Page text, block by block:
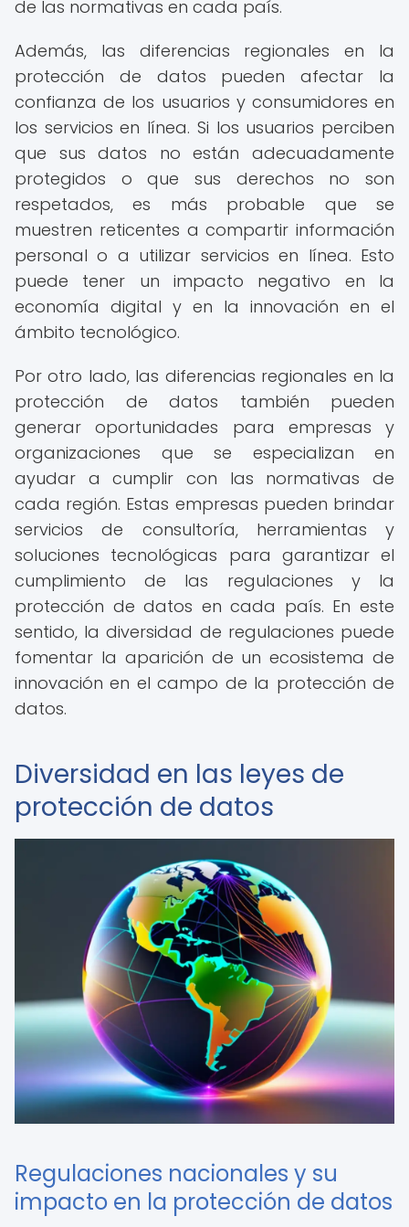
de las normativas en cada país.
Además, las diferencias regionales en la
protección de datos pueden afectar la
confianza de los usuarios y consumidores en
los servicios en línea. Si los usuarios perciben
que sus datos no están adecuadamente
protegidos o que sus derechos no son
respetados, es más probable que se
muestren reticentes a compartir información
personal o a utilizar servicios en línea. Esto
puede tener un impacto negativo en la
economía digital y en la innovación en el
ámbito tecnológico.
Por otro lado, las diferencias regionales en la
protección de datos también pueden
generar oportunidades para empresas y
organizaciones que se especializan en
ayudar a cumplir con las normativas de
cada región. Estas empresas pueden brindar
servicios de consultoría, herramientas y
soluciones tecnológicas para garantizar el
cumplimiento de las regulaciones y la
protección de datos en cada país. En este
sentido, la diversidad de regulaciones puede
fomentar la aparición de un ecosistema de
innovación en el campo de la protección de
datos.
Diversidad en las leyes de
protección de datos
Regulaciones nacionales y su
impacto en la protección de datos